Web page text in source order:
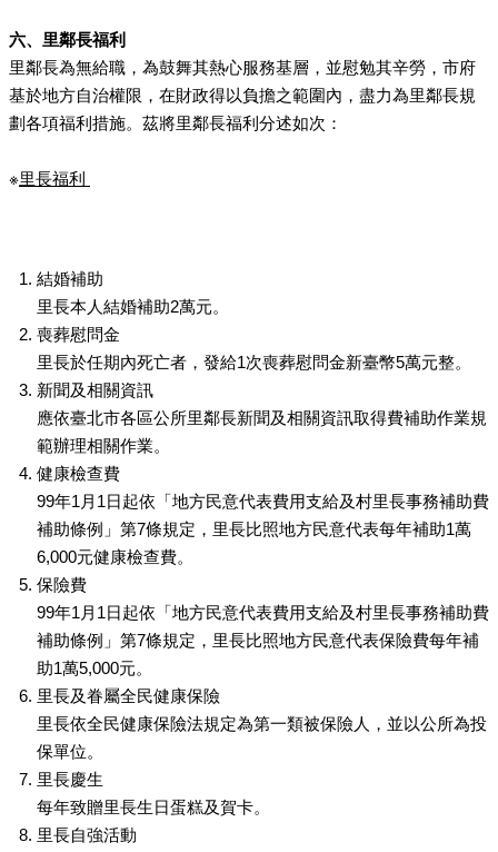
六、里鄰長福利
里鄰長為無給職，為鼓舞其熱心服務基層，並慰勉其辛勞，市府
基於地方自治權限，在財政得以負擔之範圍內，盡力為里鄰長規
劃各項福利措施。茲將里鄰長福利分述如次：
※里長福利
結婚補助
里長本人結婚補助2萬元。
喪葬慰問金
里長於任期內死亡者，發給1次喪葬慰問金新臺幣5萬元整。
新聞及相關資訊
應依臺北市各區公所里鄰長新聞及相關資訊取得費補助作業規
範辦理相關作業。
健康檢查費
99年1月1日起依「地方民意代表費用支給及村里長事務補助費
補助條例」第7條規定，里長比照地方民意代表每年補助1萬
6,000元健康檢查費。
保險費
99年1月1日起依「地方民意代表費用支給及村里長事務補助費
補助條例」第7條規定，里長比照地方民意代表保險費每年補
助1萬5,000元。
里長及眷屬全民健康保險
里長依全民健康保險法規定為第一類被保險人，並以公所為投
保單位。
里長慶生
每年致贈里長生日蛋糕及賀卡。
里長自強活動